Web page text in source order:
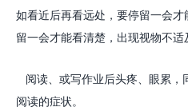
如看近后再看远处，要停留一会
留一会才能看清楚，出现视物不适
阅读、或写作业后头疼、眼累，
阅读的症状。